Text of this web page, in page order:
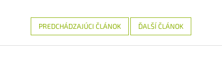
PREDCHÁDZAJÚCI ČLÁNOK ĎALŠÍ ČLÁNOK